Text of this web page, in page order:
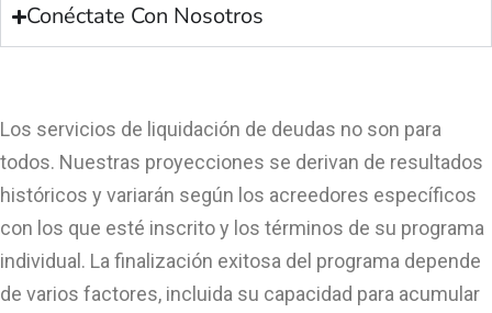
Conéctate Con Nosotros
Los servicios de liquidación de deudas no son para
todos. Nuestras proyecciones se derivan de resultados
históricos y variarán según los acreedores específicos
con los que esté inscrito y los términos de su programa
individual. La finalización exitosa del programa depende
de varios factores, incluida su capacidad para acumular